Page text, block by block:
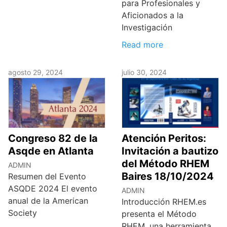
para Profesionales y
Aficionados a la
Investigación
Read more
agosto 29, 2024
Congreso 82 de la
Asqde en Atlanta
ADMIN
Resumen del Evento
ASQDE 2024 El evento
anual de la American
Society
julio 30, 2024
Atención Peritos:
Invitación a bautizo
del Método RHEM
Baires 18/10/2024
ADMIN
Introducción RHEM.es
presenta el Método